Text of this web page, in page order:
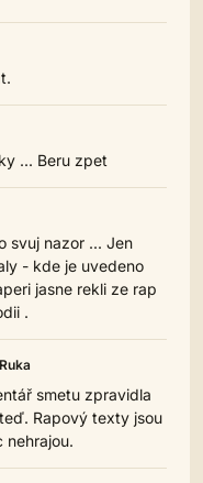
... Beru zpet
svuj nazor ... Jen
- kde je uvedeno
jasne rekli ze rap
.
smetu zpravidla
Rapový texty jsou
nehrajou.